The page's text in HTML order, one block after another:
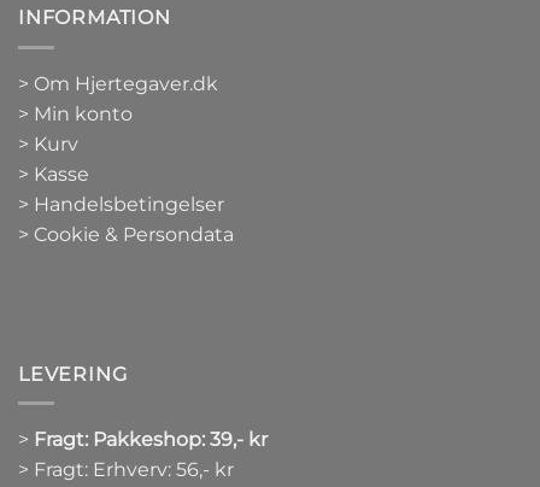
INFORMATION
> Om Hjertegaver.dk
> Min konto
> Kurv
> Kasse
> Handelsbetingelser
> Cookie & Persondata
LEVERING
> Fragt: Pakkeshop: 39,- kr
> Fragt: Erhverv: 56,- kr